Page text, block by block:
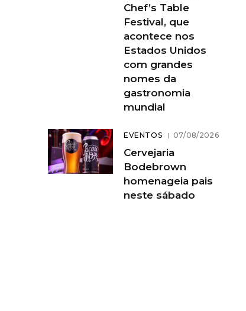
Chef’s Table
Festival, que
acontece nos
Estados Unidos
com grandes
nomes da
gastronomia
mundial
EVENTOS 07/08/2026
Cervejaria
Bodebrown
homenageia pais
neste sábado